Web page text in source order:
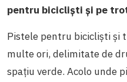
pentru bicicliști și pe
Pistele pentru bicicliști și
multe ori, delimitate de
spațiu verde. Acolo unde